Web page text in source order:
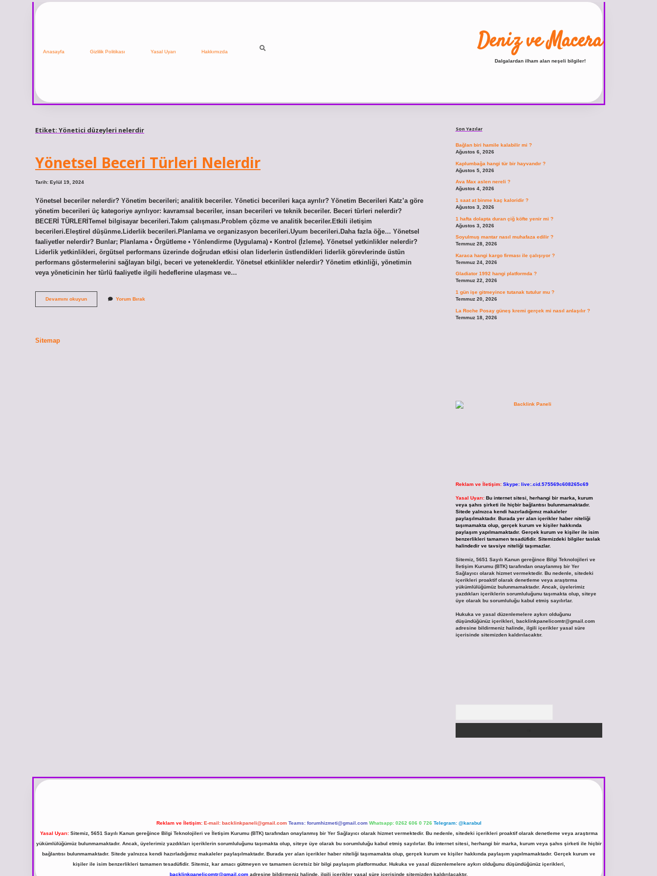
Anasayfa Gizlilik Politikası Yasal Uyarı Hakkımızda Deniz ve Macera
Dalgalardan ilham alan neşeli bilgiler!
Etiket: Yönetici düzeyleri nelerdir
Yönetsel Beceri Türleri Nelerdir
Tarih: Eylül 19, 2024
Yönetsel beceriler nelerdir? Yönetim becerileri; analitik beceriler. Yönetici becerileri kaça ayrılır? Yönetim Becerileri Katz’a göre
yönetim becerileri üç kategoriye ayrılıyor: kavramsal beceriler, insan becerileri ve teknik beceriler. Beceri türleri nelerdir?
BECERİ TÜRLERİTemel bilgisayar becerileri.Takım çalışması.Problem çözme ve analitik beceriler.Etkili iletişim
becerileri.Eleştirel düşünme.Liderlik becerileri.Planlama ve organizasyon becerileri.Uyum becerileri.Daha fazla öğe… Yönetsel
faaliyetler nelerdir? Bunlar; Planlama • Örgütleme • Yönlendirme (Uygulama) • Kontrol (İzleme). Yönetsel yetkinlikler nelerdir?
Liderlik yetkinlikleri, örgütsel performans üzerinde doğrudan etkisi olan liderlerin üstlendikleri liderlik görevlerinde üstün
performans göstermelerini sağlayan bilgi, beceri ve yeteneklerdir. Yönetsel etkinlikler nelerdir? Yönetim etkinliği, yönetimin
veya yöneticinin her türlü faaliyetle ilgili hedeflerine ulaşması ve…
Devamını okuyunYönetsel
Beceri
Yorum Bırak
Sitemap
Son Yazılar
Bağlan biri hamile kalabilir mi ?
Ağustos 6, 2026
Kaplumbağa hangi tür bir hayvandır ?
Ağustos 5, 2026
Ava Max aslen nereli ?
Ağustos 4, 2026
1 saat at binme kaç kaloridir ?
Ağustos 3, 2026
1 hafta dolapta duran çiğ köfte yenir mi ?
Ağustos 3, 2026
Soyulmuş mantar nasıl muhafaza edilir ?
Temmuz 28, 2026
Karaca hangi kargo firması ile çalışıyor ?
Temmuz 24, 2026
Gladiator 1992 hangi platformda ?
Temmuz 22, 2026
1 gün işe gitmeyince tutanak tutulur mu ?
Temmuz 20, 2026
La Roche Posay güneş kremi gerçek mi nasıl anlaşılır ?
Temmuz 18, 2026
Reklam ve İletişim: Skype: live:.cid.575569c608265c69
Yasal Uyarı: Bu internet sitesi, herhangi bir marka, kurum
veya şahıs şirketi ile hiçbir bağlantısı bulunmamaktadır.
Sitede yalnızca kendi hazırladığımız makaleler
paylaşılmaktadır. Burada yer alan içerikler haber niteliği
taşımamakta olup, gerçek kurum ve kişiler hakkında
paylaşım yapılmamaktadır. Gerçek kurum ve kişiler ile isim
benzerlikleri tamamen tesadüfidir. Sitemizdeki bilgiler taslak
halindedir ve tavsiye niteliği taşımazlar.
Sitemiz, 5651 Sayılı Kanun gereğince Bilgi Teknolojileri ve
İletişim Kurumu (BTK) tarafından onaylanmış bir Yer
Sağlayıcı olarak hizmet vermektedir. Bu nedenle, sitedeki
içerikleri proaktif olarak denetleme veya araştırma
yükümlülüğümüz bulunmamaktadır. Ancak, üyelerimiz
yazdıkları içeriklerin sorumluluğunu taşımakta olup, siteye
üye olarak bu sorumluluğu kabul etmiş sayılırlar.
Hukuka ve yasal düzenlemelere aykırı olduğunu
düşündüğünüz içerikleri, backlinkpanelicomtr@gmail.com
adresine bildirmeniz halinde, ilgili içerikler yasal süre
içerisinde sitemizden kaldırılacaktır.
ilbetvdcasino giriş sitesivdcasino güncel girişhttps://www.betexper.xyz/
Reklam ve İletişim: E-mail: backlinkpaneli@gmail.com Teams: forumhizmeti@gmail.com Whatsapp: 0262 606 0 726 Telegram: @karabul
Yasal Uyarı:Sitemiz, 5651 Sayılı Kanun gereğince Bilgi Teknolojileri ve İletişim Kurumu (BTK) tarafından onaylanmış bir Yer Sağlayıcı olarak hizmet vermektedir. Bu nedenle, sitedeki içerikleri proaktif olarak denetleme veya araştırma
yükümlülüğümüz bulunmamaktadır. Ancak, üyelerimiz yazdıkları içeriklerin sorumluluğunu taşımakta olup, siteye üye olarak bu sorumluluğu kabul etmiş sayılırlar. Bu internet sitesi, herhangi bir marka, kurum veya şahıs şirketi ile hiçbir
bağlantısı bulunmamaktadır. Sitede yalnızca kendi hazırladığımız makaleler paylaşılmaktadır. Burada yer alan içerikler haber niteliği taşımamakta olup, gerçek kurum ve kişiler hakkında paylaşım yapılmamaktadır. Gerçek kurum ve
kişiler ile isim benzerlikleri tamamen tesadüfidir. Sitemiz, kar amacı gütmeyen ve tamamen ücretsiz bir bilgi paylaşım platformudur. Hukuka ve yasal düzenlemelere aykırı olduğunu düşündüğünüz içerikleri,
backlinkpanelicomtr@gmail.com adresine bildirmeniz halinde, ilgili içerikler yasal süre içerisinde sitemizden kaldırılacaktır.